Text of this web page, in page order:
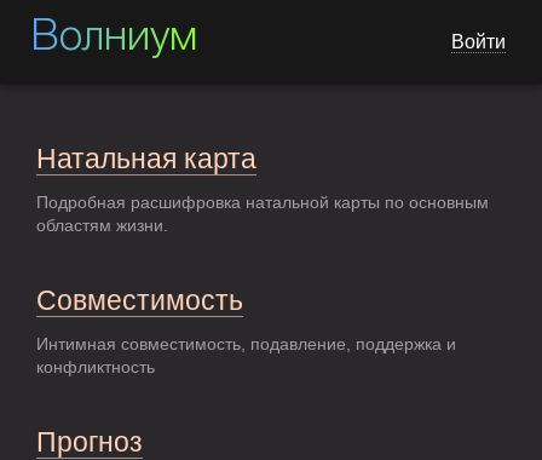
Волниум Войти
Натальная карта
Подробная расшифровка натальной карты по основным
областям жизни.
Совместимость
Интимная совместимость, подавление, поддержка и
конфликтность
Прогноз